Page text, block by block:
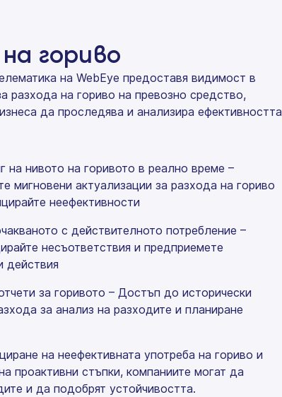
гориво
на WebEye предоставя видимост в
разхода на гориво на превозно средство,
да проследява и анализира ефективността
на нивото на горивото в реално време –
мигновени актуализации за разхода на гориво
неефективности
с действителното потребление –
несъответствия и предприемете
действия
за горивото – Достъп до исторически
за анализ на разходите и планиране
на неефективната употреба на гориво и
проактивни стъпки, компаниите могат да
и да подобрят устойчивостта.